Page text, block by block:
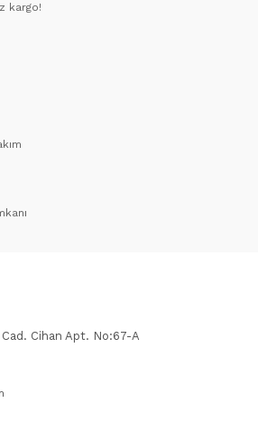
kargo!
Cihan Apt. No:67-A